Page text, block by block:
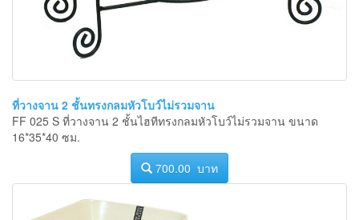
ที่วางจาน 2 ชั้นทรงกลมหัวโบว์ไม่รวมจาน
FF 025 S ที่วางจาน 2 ชั้นไฮทีทรงกลมหัวโบว์ไม่รวมจาน ขนาด
16*35*40 ซม.
700.00 บาท